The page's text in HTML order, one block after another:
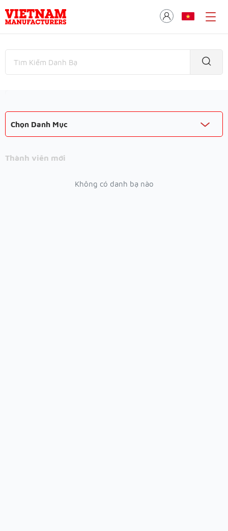
Chọn Danh Mục
Thành viên mới
Không có danh bạ nào